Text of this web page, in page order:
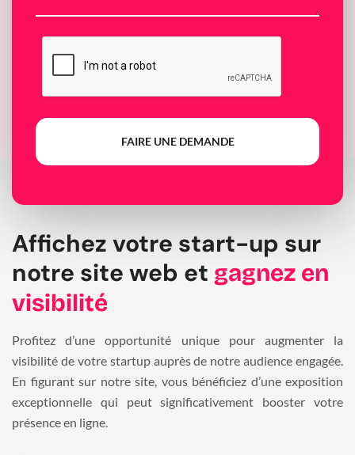
FAIRE UNE DEMANDE
Affichez votre start-up sur
notre site web et gagnez en
visibilité
Profitez d’une opportunité unique pour augmenter la
visibilité de votre startup auprès de notre audience engagée.
En figurant sur notre site, vous bénéficiez d’une exposition
exceptionnelle qui peut significativement booster votre
présence en ligne.